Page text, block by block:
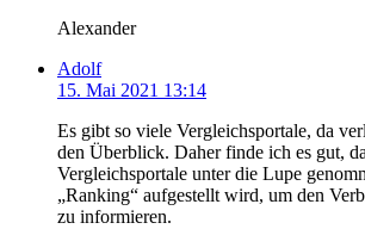
Alexander
Adolf
15. Mai 2021 13:14
Es gibt so viele Vergleichsportale, da
den Überblick. Daher finde ich es gut,
Vergleichsportale unter die Lupe
„Ranking“ aufgestellt wird, um den
zu informieren.